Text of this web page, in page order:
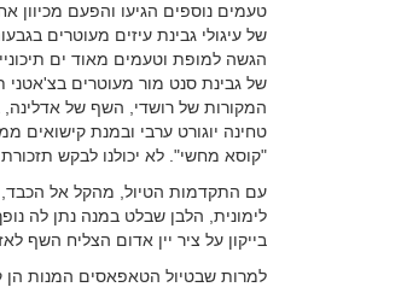
טעמים נוספים הגיעו והפעם מכיוון
של עיגולי גבינת עיזים מעוטרים
הגשה למופת וטעמים מאוד ים
של גבינת סנט מור מעוטרים
המקורות של רושדי, השף של אדלינה,
טחינה יוגורט ערבי ובמנת קישואים
"קוסא מחשי". לא יכולנו לבקש תזכורת
עם התקדמות הטיול, מהקל אל הכבד,
לימונית, הלבן שבלט במנה נתן לה
בייקון על ציר יין אדום הצליח השף
למרות שבטיול הטאפאסים המנות הן